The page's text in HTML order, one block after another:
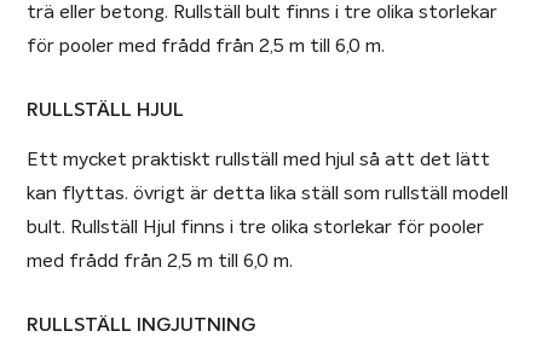
trä eller betong. Rullställ bult finns i tre olika storlekar
för pooler med frådd från 2,5 m till 6,0 m.
RULLSTÄLL HJUL
Ett mycket praktiskt rullställ med hjul så att det lätt
kan flyttas. övrigt är detta lika ställ som rullställ modell
bult. Rullställ Hjul finns i tre olika storlekar för pooler
med frådd från 2,5 m till 6,0 m.
RULLSTÄLL INGJUTNING